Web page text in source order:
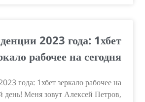
2023 года: 1хбет
рабочее на сегодня
года: 1хбет зеркало рабочее на
день! Меня зовут Алексей Петров,